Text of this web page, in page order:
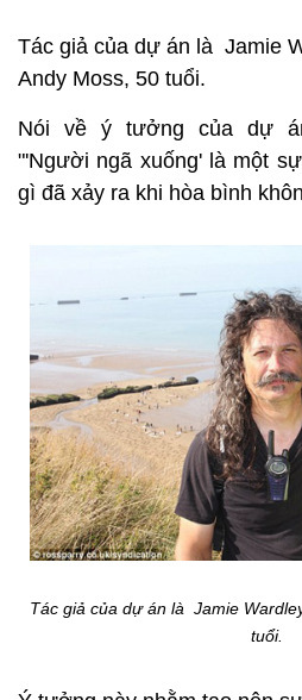
Tác giả của dự án là Jamie
Andy Moss, 50 tuổi.
Nói về ý tưởng của dự
"'Người ngã xuống' là một
gì đã xảy ra khi hòa bình
Tác giả của dự án là Jamie
tuổi.